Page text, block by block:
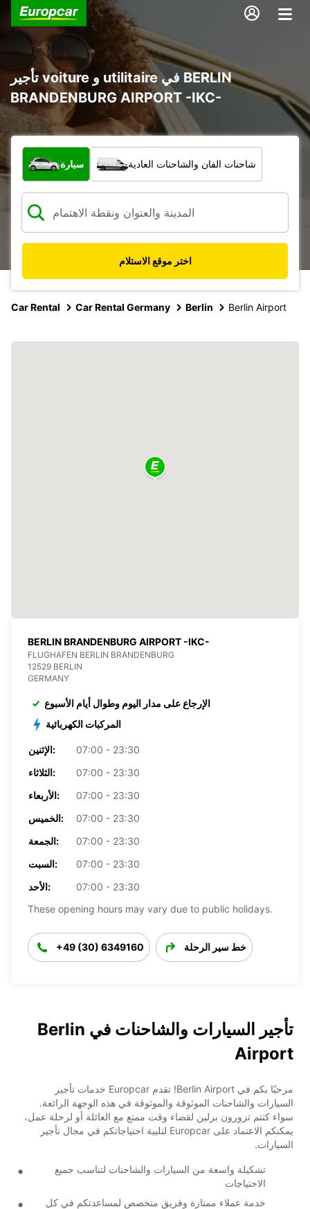
تأجير voiture و utilitaire في BERLIN
BRANDENBURG AIRPORT -IKC-
ما نوع المركبة؟
سيارة شاحنات الفان والشاحنات العادية
اختر موقع الاستلام
Car Rental Car Rental Germany Berlin Berlin Airport
BERLIN BRANDENBURG AIRPORT -IKC-
FLUGHAFEN BERLIN BRANDENBURG
12529 BERLIN
GERMANY
الإرجاع على مدار اليوم وطوال أيام الأسبوع
المركبات الكهربائية
الإثنين:
07:00 - 23:30
الثلاثاء:
07:00 - 23:30
الأربعاء:
07:00 - 23:30
الخميس:
07:00 - 23:30
الجمعة:
07:00 - 23:30
السبت:
07:00 - 23:30
الأحد:
07:00 - 23:30
These opening hours may vary due to public holidays.
+49 (30) 6349160 خط سير الرحلة
تأجير السيارات والشاحنات في Berlin
Airport
مرحبًا بكم في Berlin Airport! تقدم Europcar خدمات تأجير
السيارات والشاحنات الموثوقة والموثوقة في هذه الوجهة الرائعة.
سواء كنتم تزورون برلين لقضاء وقت ممتع مع العائلة أو لرحلة عمل،
يمكنكم الاعتماد على Europcar لتلبية احتياجاتكم في مجال تأجير
السيارات.
تشكيلة واسعة من السيارات والشاحنات لتناسب جميع
الاحتياجات
خدمة عملاء ممتازة وفريق متخصص لمساعدتكم في كل